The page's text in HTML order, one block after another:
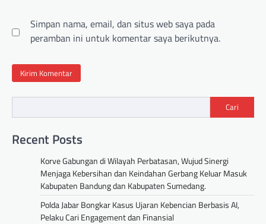
Simpan nama, email, dan situs web saya pada
peramban ini untuk komentar saya berikutnya.
Cari
Recent Posts
Korve Gabungan di Wilayah Perbatasan, Wujud Sinergi
Menjaga Kebersihan dan Keindahan Gerbang Keluar Masuk
Kabupaten Bandung dan Kabupaten Sumedang.
Polda Jabar Bongkar Kasus Ujaran Kebencian Berbasis AI,
Pelaku Cari Engagement dan Finansial